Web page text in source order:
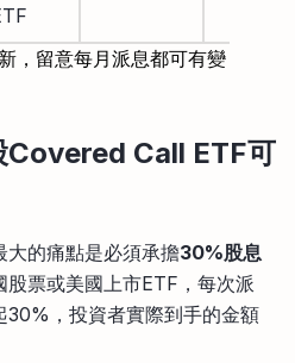
，留意每月派息都可有變
Covered Call ETF可
大的痛點是必須承擔30%股息
股票或美國上市ETF，每次派
30%，投資者實際到手的金額